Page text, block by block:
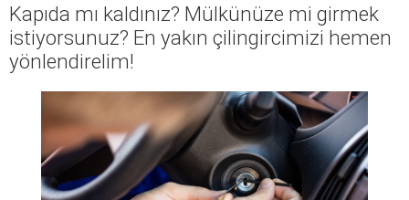
Kapıda mı kaldınız? Mülkünüze mi girmek
istiyorsunuz? En yakın çilingircimizi hemen
yönlendirelim!